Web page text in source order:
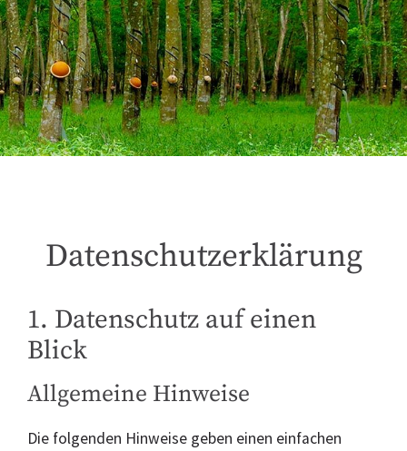
Datenschutzerklärung
1. Datenschutz auf einen
Blick
Allgemeine Hinweise
Die folgenden Hinweise geben einen einfachen